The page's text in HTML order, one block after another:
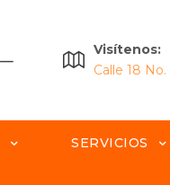
Visítenos:
Calle 18
SERVICIOS